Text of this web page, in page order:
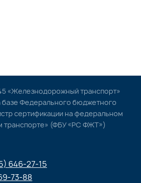
«Железнодорожный транспорт»
базе Федерального бюджетного
сертификации на федеральном
(ФБУ «РС ФЖТ»)
646-27-15
73-88